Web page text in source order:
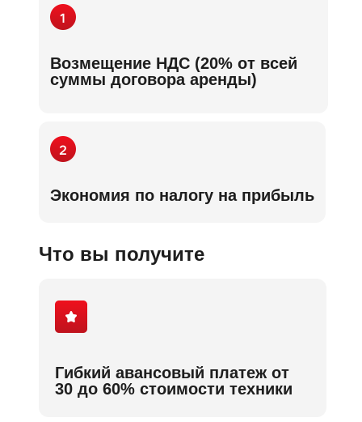
Возмещение НДС (20% от всей
суммы договора аренды)
Экономия по налогу на прибыль
Гибкий авансовый платеж от
30 до 60% стоимости техники
Что вы получите